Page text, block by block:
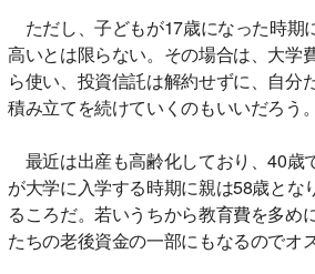
ただし、子どもが17歳になった時期
高いとは限らない。その場合は、大学
ら使い、投資信託は解約せずに、自分
積み立てを続けていくのもいいだろう。
最近は出産も高齢化しており、40歳
が大学に入学する時期に親は58歳とな
るころだ。若いうちから教育費を多め
たちの老後資金の一部にもなるのでオ